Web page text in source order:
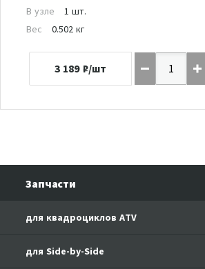
В узле
1 шт.
Вес
0.502 кг
3 189 ₽/шт
Запчасти
для квадроциклов ATV
CFORCE 110 EFI
для Side-by-Side